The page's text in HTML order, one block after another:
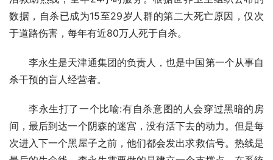
数据，自杀已成为15至29岁人群的第二大死亡原因，仅次
于道路伤害，每年有近80万人死于自杀。
李永生是天津通集团的负责人，也是中国第一个从事自
杀干预的盲人经营者。
李永生打了一个比喻:有自杀意图的人会穿过黑暗的房
间，最后到达一个阴森的迷宫，没有活下去的动力。但是每
次进入下一个黑屋子之前，他们都会发出求救信号。热线是